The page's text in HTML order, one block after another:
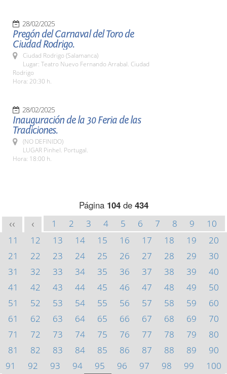
28/02/2025
Pregón del Carnaval del Toro de
Ciudad Rodrigo.
Ciudad Rodrigo (Salamanca)
Lugar: Teatro Nuevo Fernando Arrabal. Ciudad
Rodrigo
Hora: 20:30 h.
28/02/2025
Inauguración de la 30 Feria de las
Tradiciones.
(NO DEFINIDO)
LUGAR Pinhel. Portugal.
Hora: 18:00 h.
Página 104de 434
<< < 1 2 3 4 5 6 7 8 9
10
11
12 13 14 15 16 17 18 19
20
21
22 23 24 25 26 27 28 29
30
31
32 33 34 35 36 37 38 39
40
41
42 43 44 45 46 47 48 49
50
51
52 53 54 55 56 57 58 59
60
61
62 63 64 65 66 67 68 69
70
71
72 73 74 75 76 77 78 79
80
81
82 83 84 85 86 87 88 89
90
91
92 93 94 95 96 97 98 99
100